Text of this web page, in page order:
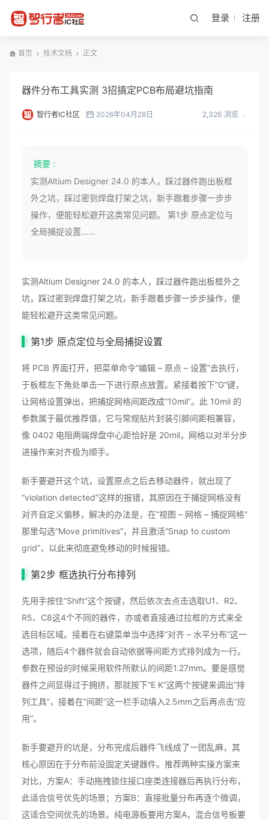
登录 注册
首页 技术文档 正文
器件分布工具实测 3招搞定PCB布局避坑指南
智行者IC社区 2026年04月28日 2,326 浏览
摘要 :
实测Altium Designer 24.0 的本人，踩过器件跑出板框
外之坑，踩过密到焊盘打架之坑，新手跟着步骤一步步
操作，便能轻松避开这类常见问题。 第1步 原点定位与
全局捕捉设置……
实测Altium Designer 24.0 的本人，踩过器件跑出板框外之
坑，踩过密到焊盘打架之坑，新手跟着步骤一步步操作，便
能轻松避开这类常见问题。
第1步 原点定位与全局捕捉设置
将 PCB 界面打开，把菜单命令“编辑 – 原点 – 设置”去执行，
于板框左下角处单击一下进行原点放置。紧接着按下“G”键，
让网格设置弹出，把捕捉网格间距改成“10mil”。此 10mil 的
参数属于最优推荐值，它与常规贴片封装引脚间距相兼容，
像 0402 电阻两端焊盘中心距恰好是 20mil，网格以对半分步
进操作来对齐极为顺手。
新手要避开这个坑，设置原点之后去移动器件，就出现了
“violation detected”这样的报错，其原因在于捕捉网格没有
对齐自定义偏移，解决的办法是，在“视图 – 网格 – 捕捉网格”
那里勾选“Move primitives”，并且激活“Snap to custom
grid”，以此来彻底避免移动的时候报错。
第2步 框选执行分布排列
先用手按住“Shift”这个按键，然后依次去点击选取U1、R2、
R5、C8这4个不同的器件，亦或者直接通过拉框的方式来全
选目标区域。接着在右键菜单当中选择“对齐 – 水平分布”这一
选项，随后4个器件就会自动依据等间距方式排列成为一行。
参数在预设的时候采用软件所默认的间距1.27mm。要是感觉
器件之间显得过于拥挤，那就按下“E K”这两个按键来调出“排
列工具”，接着在“间距”这一栏手动填入2.5mm之后再点击“应
用”。
新手要避开的坑是，分布完成后器件飞线成了一团乱麻，其
核心原因在于分布前没固定关键器件。推荐两种实操方案来
对比，方案A：手动拖拽锁住接口座类连接器后再执行分布，
此适合信号优先的场景；方案B：直接批量分布再逐个微调，
这适合空间优先的场景。纯电源板要用方案A，混合信号板要